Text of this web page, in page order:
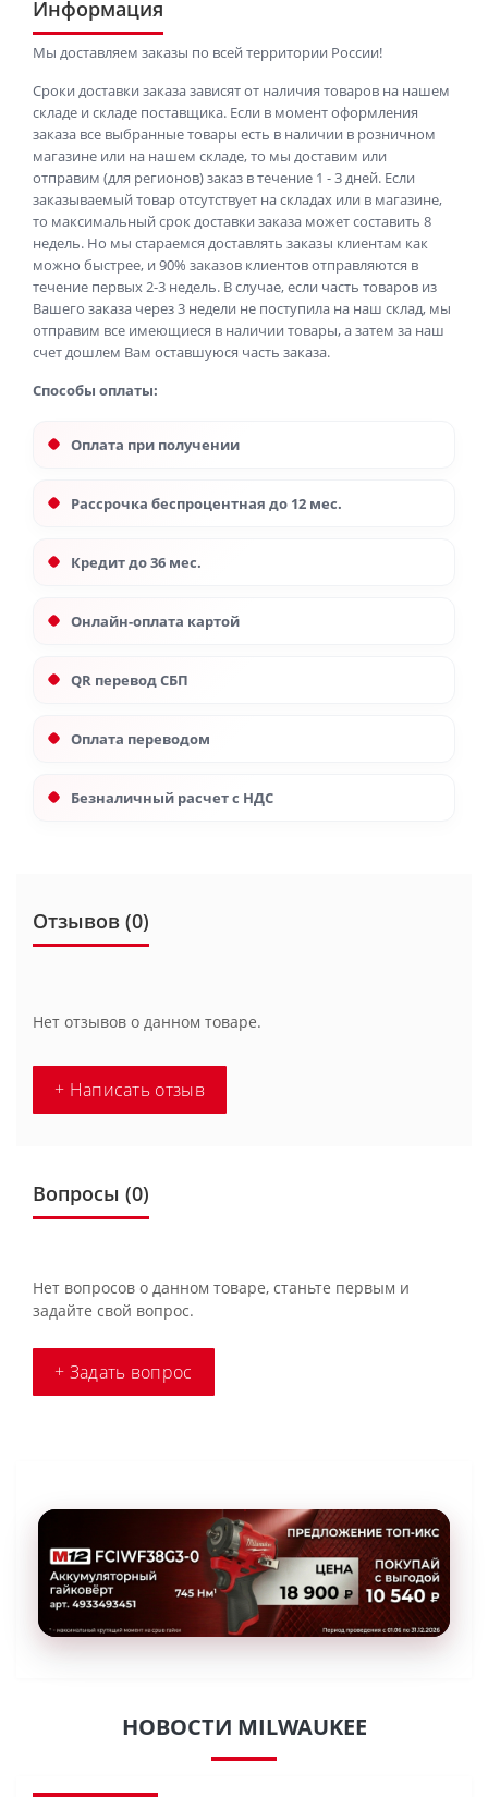
Информация
Мы доставляем заказы по всей территории России!
Сроки доставки заказа зависят от наличия товаров на нашем
складе и складе поставщика. Если в момент оформления
заказа все выбранные товары есть в наличии в розничном
магазине или на нашем складе, то мы доставим или
отправим (для регионов) заказ в течение 1 - 3 дней. Если
заказываемый товар отсутствует на складах или в магазине,
то максимальный срок доставки заказа может составить 8
недель. Но мы стараемся доставлять заказы клиентам как
можно быстрее, и 90% заказов клиентов отправляются в
течение первых 2-3 недель. В случае, если часть товаров из
Вашего заказа через 3 недели не поступила на наш склад, мы
отправим все имеющиеся в наличии товары, а затем за наш
счет дошлем Вам оставшуюся часть заказа.
Способы оплаты:
Оплата при получении
Рассрочка беспроцентная до 12 мес.
Кредит до 36 мес.
Онлайн-оплата картой
QR перевод СБП
Оплата переводом
Безналичный расчет с НДС
Отзывов (0)
Нет отзывов о данном товаре.
+ Написать отзыв
Вопросы (0)
Нет вопросов о данном товаре, станьте первым и
задайте свой вопрос.
+ Задать вопрос
НОВОСТИ MILWAUKEE